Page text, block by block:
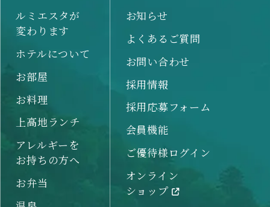
ルミエスタが
変わります
ホテルについて
お部屋
お料理
上高地ランチ
アレルギーを
お持ちの方へ
お弁当
お知らせ
よくあるご質問
お問い合わせ
採用情報
採用応募フォーム
会員機能
ご優待様ログイン
オンライン
ショップ